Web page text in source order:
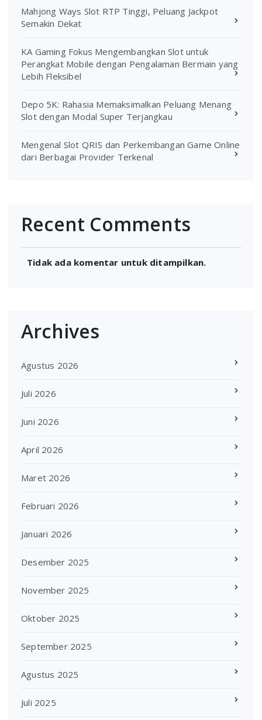
Mahjong Ways Slot RTP Tinggi, Peluang Jackpot
Semakin Dekat
KA Gaming Fokus Mengembangkan Slot untuk
Perangkat Mobile dengan Pengalaman Bermain yang
Lebih Fleksibel
Depo 5K: Rahasia Memaksimalkan Peluang Menang
Slot dengan Modal Super Terjangkau
Mengenal Slot QRIS dan Perkembangan Game Online
dari Berbagai Provider Terkenal
Recent Comments
Tidak ada komentar untuk ditampilkan.
Archives
Agustus 2026
Juli 2026
Juni 2026
April 2026
Maret 2026
Februari 2026
Januari 2026
Desember 2025
November 2025
Oktober 2025
September 2025
Agustus 2025
Juli 2025